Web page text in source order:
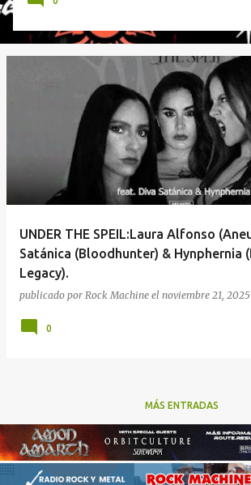
UNDER THE SPEIL:Laura Alfonso
Satánica (Bloodhunter) & Hynphernia
Legacy).
publicado por Rock Machine el noviembre 21, 2025
0
MÁS ENTRADAS